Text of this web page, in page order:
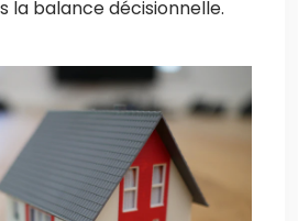
la balance décisionnelle.